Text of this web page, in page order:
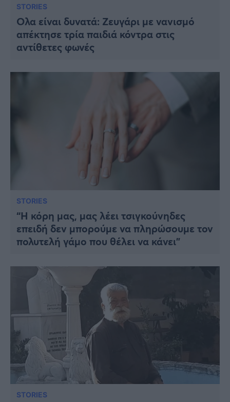
STORIES
Oλα είναι δυνατά: Ζευγάρι με νανισμό
απέκτησε τρία παιδιά κόντρα στις
αντίθετες φωνές
STORIES
“Η κόρη μας, μας λέει τσιγκούνηδες
επειδή δεν μπορούμε να πληρώσουμε τον
πολυτελή γάμο που θέλει να κάνει”
STORIES